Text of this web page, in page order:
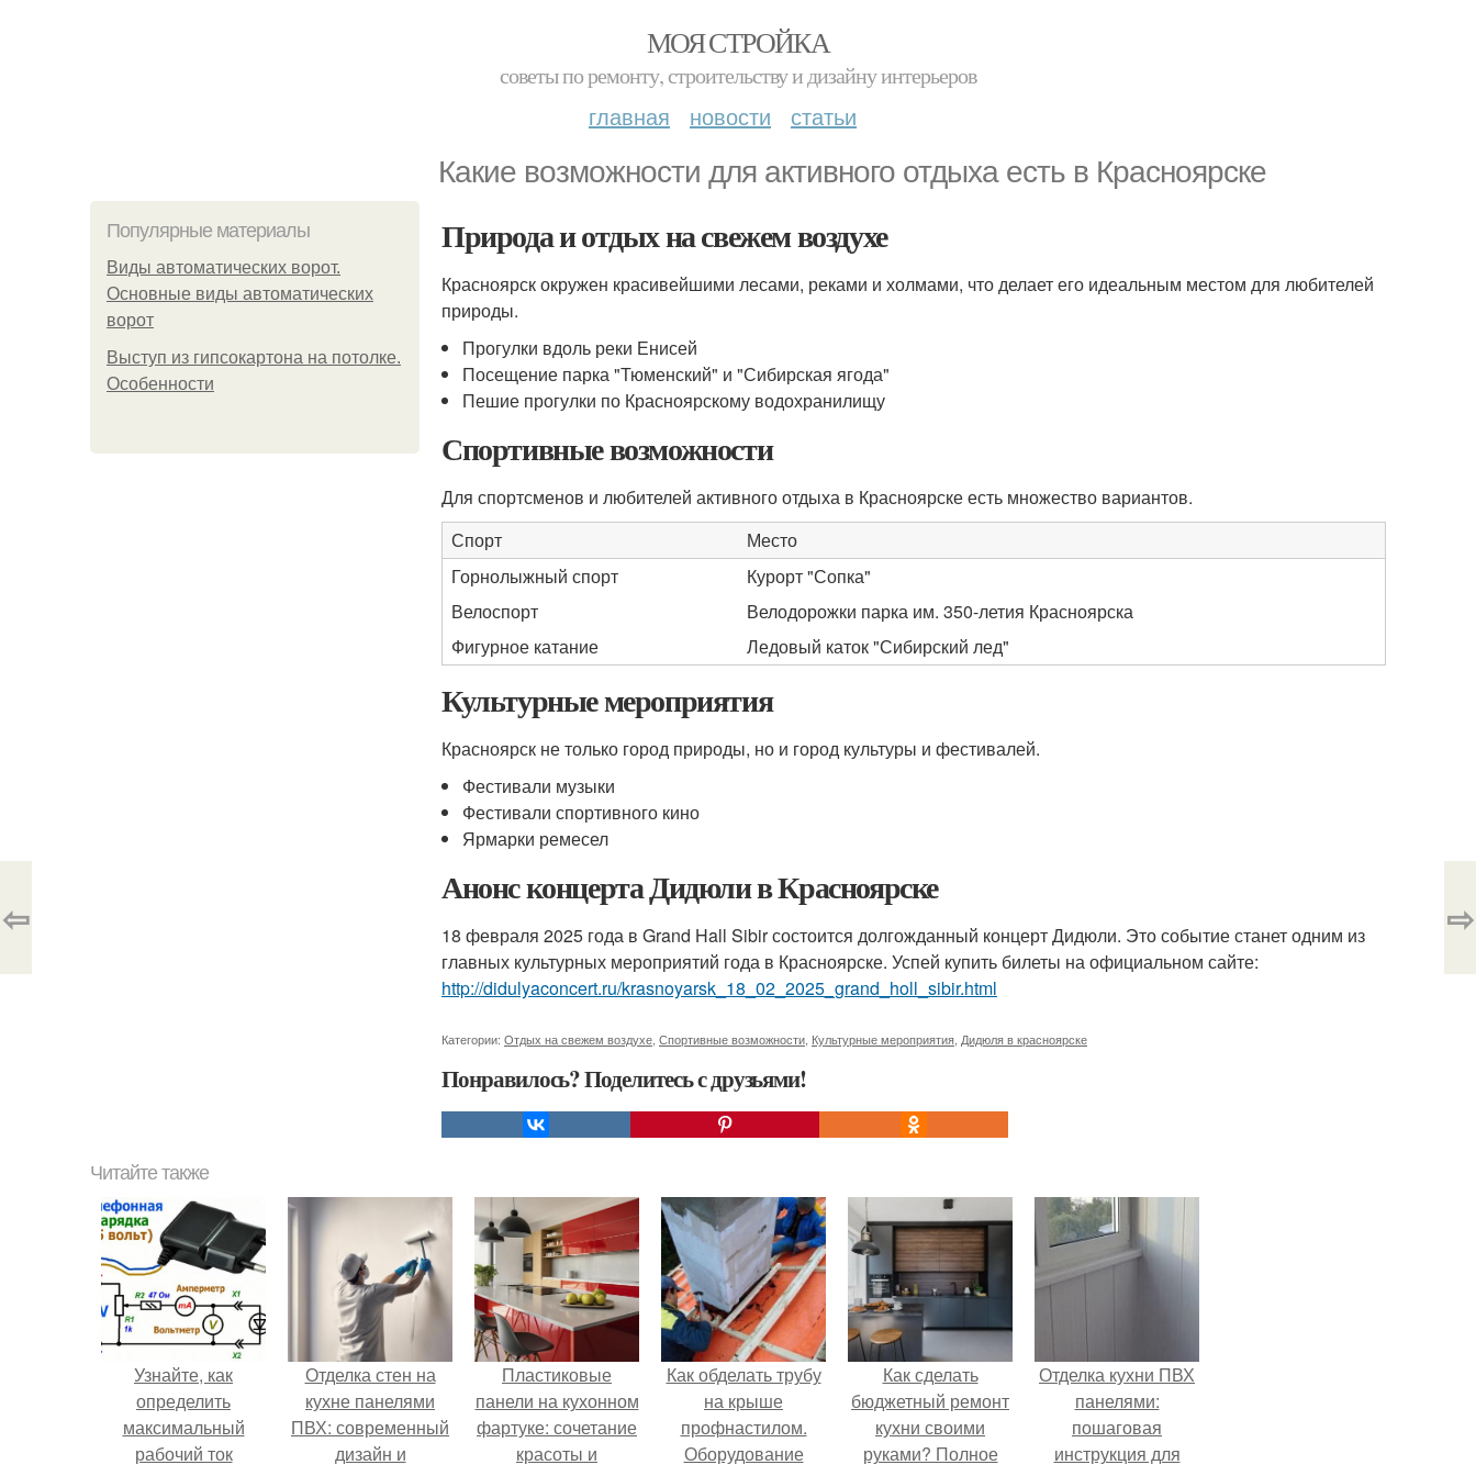
МОЯ СТРОЙКА
советы по ремонту, строительству и дизайну интерьеров
главная новости статьи
Какие возможности для активного отдыха есть в Красноярске
Популярные материалы
Виды автоматических ворот.
Основные виды автоматических
ворот
Выступ из гипсокартона на потолке.
Особенности
Природа и отдых на свежем воздухе
Красноярск окружен красивейшими лесами, реками и холмами, что делает его идеальным местом для любителей
природы.
Прогулки вдоль реки Енисей
Посещение парка "Тюменский" и "Сибирская ягода"
Пешие прогулки по Красноярскому водохранилищу
Спортивные возможности
Для спортсменов и любителей активного отдыха в Красноярске есть множество вариантов.
Спорт
Место
Горнолыжный спорт
Курорт "Сопка"
Велоспорт
Велодорожки парка им. 350-летия Красноярска
Фигурное катание
Ледовый каток "Сибирский лед"
Культурные мероприятия
Красноярск не только город природы, но и город культуры и фестивалей.
Фестивали музыки
Фестивали спортивного кино
Ярмарки ремесел
Анонс концерта Дидюли в Красноярске
18 февраля 2025 года в Grand Hall Sibir состоится долгожданный концерт Дидюли. Это событие станет одним из
главных культурных мероприятий года в Красноярске. Успей купить билеты на официальном сайте:
http://didulyaconcert.ru/krasnoyarsk_18_02_2025_grand_holl_sibir.html
Категории: Отдых на свежем воздухе Спортивные возможности Культурные мероприятия Дидюля в красноярске
Понравилось? Поделитесь с друзьями!
⇦ ⇨
Читайте также
Узнайте, как
определить
максимальный
рабочий ток
Отделка стен на
кухне панелями
ПВХ: современный
дизайн и
Пластиковые
панели на кухонном
фартуке: сочетание
красоты и
Как обделать трубу
на крыше
профнастилом.
Оборудование
Как сделать
бюджетный ремонт
кухни своими
руками? Полное
Отделка кухни ПВХ
панелями:
пошаговая
инструкция для